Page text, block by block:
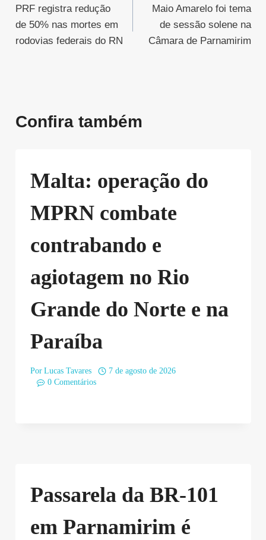
de
Post
PRF registra redução
de 50% nas mortes em
rodovias federais do RN
Maio Amarelo foi tema
de sessão solene na
Câmara de Parnamirim
Confira também
Malta: operação do
MPRN combate
contrabando e
agiotagem no Rio
Grande do Norte e na
Paraíba
Por Lucas Tavares
7 de agosto de 2026
0 Comentários
Passarela da BR-101
em Parnamirim é